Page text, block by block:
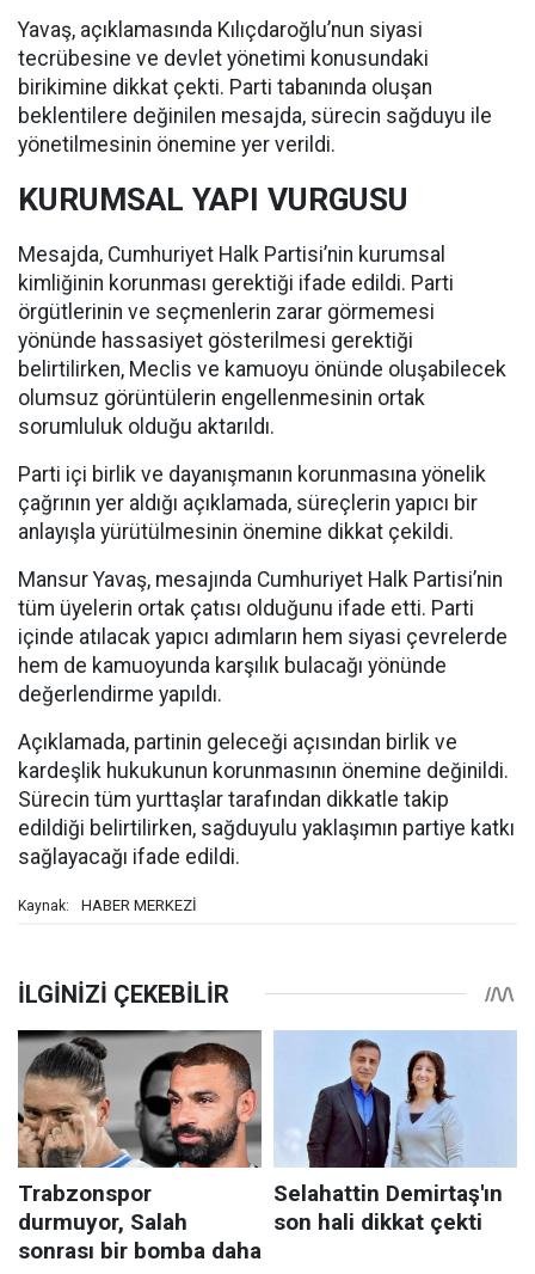
Yavaş, açıklamasında Kılıçdaroğlu’nun siyasi
tecrübesine ve devlet yönetimi konusundaki
birikimine dikkat çekti. Parti tabanında oluşan
beklentilere değinilen mesajda, sürecin sağduyu ile
yönetilmesinin önemine yer verildi.
KURUMSAL YAPI VURGUSU
Mesajda, Cumhuriyet Halk Partisi’nin kurumsal
kimliğinin korunması gerektiği ifade edildi. Parti
örgütlerinin ve seçmenlerin zarar görmemesi
yönünde hassasiyet gösterilmesi gerektiği
belirtilirken, Meclis ve kamuoyu önünde oluşabilecek
olumsuz görüntülerin engellenmesinin ortak
sorumluluk olduğu aktarıldı.
Parti içi birlik ve dayanışmanın korunmasına yönelik
çağrının yer aldığı açıklamada, süreçlerin yapıcı bir
anlayışla yürütülmesinin önemine dikkat çekildi.
Mansur Yavaş, mesajında Cumhuriyet Halk Partisi’nin
tüm üyelerin ortak çatısı olduğunu ifade etti. Parti
içinde atılacak yapıcı adımların hem siyasi çevrelerde
hem de kamuoyunda karşılık bulacağı yönünde
değerlendirme yapıldı.
Açıklamada, partinin geleceği açısından birlik ve
kardeşlik hukukunun korunmasının önemine değinildi.
Sürecin tüm yurttaşlar tarafından dikkatle takip
edildiği belirtilirken, sağduyulu yaklaşımın partiye katkı
sağlayacağı ifade edildi.
Kaynak: HABER MERKEZİ